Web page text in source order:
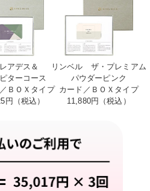
アデス＆
ターコース
ＢＯＸタイプ
円（税込）
リンベル ザ・プレミアム
パウダーピンク
カード／ＢＯＸタイプ
11,880円（税込）